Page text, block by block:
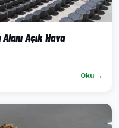
Açık Hava
Oku →